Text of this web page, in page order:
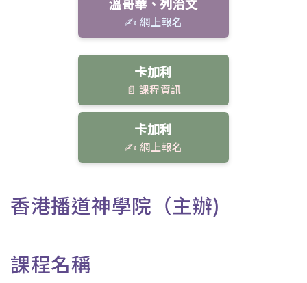
✍️ 網上報名
卡加利
📄 課程資訊
卡加利
✍️ 網上報名
香港播道神學院（主辦)
課程名稱